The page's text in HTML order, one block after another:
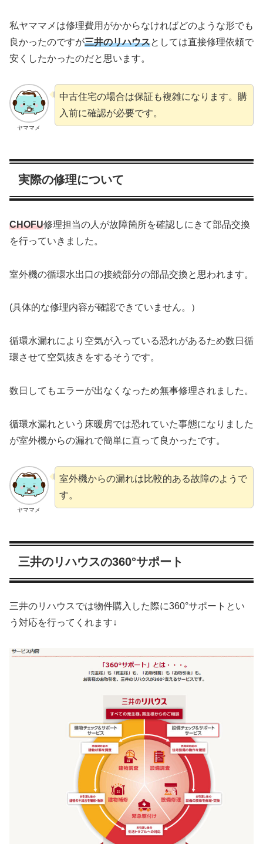
私ヤママメは修理費用がかからなければどのような形でも
良かったのですが三井のリハウスとしては直接修理依頼で
安くしたかったのだと思います。
ヤママメ
中古住宅の場合は保証も複雑になります。購
入前に確認が必要です。
実際の修理について
CHOFU修理担当の人が故障箇所を確認しにきて部品交換
を行っていきました。
室外機の循環水出口の接続部分の部品交換と思われます。
(具体的な修理内容が確認できていません。）
循環水漏れにより空気が入っている恐れがあるため数日循
環させて空気抜きをするそうです。
数日してもエラーが出なくなっため無事修理されました。
循環水漏れという床暖房では恐れていた事態になりました
が室外機からの漏れで簡単に直って良かったです。
ヤママメ
室外機からの漏れは比較的ある故障のようで
す。
三井のリハウスの360°サポート
三井のリハウスでは物件購入した際に360°サポートとい
う対応を行ってくれます↓